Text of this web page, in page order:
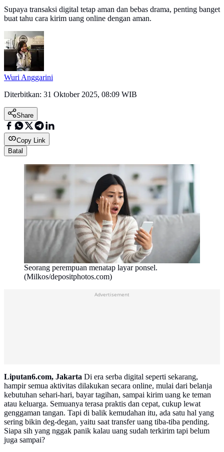
Supaya transaksi digital tetap aman dan bebas drama, penting banget
buat tahu cara kirim uang online dengan aman.
Wuri Anggarini
Diterbitkan: 31 Oktober 2025, 08:09 WIB
Share
Copy Link
Batal
Seorang perempuan menatap layar ponsel.
(Milkos/depositphotos.com)
Advertisement
Liputan6.com, Jakarta Di era serba digital seperti sekarang,
hampir semua aktivitas dilakukan secara online, mulai dari belanja
kebutuhan sehari-hari, bayar tagihan, sampai kirim uang ke teman
atau keluarga. Semuanya terasa praktis dan cepat, cukup lewat
genggaman tangan. Tapi di balik kemudahan itu, ada satu hal yang
sering bikin deg-degan, yaitu saat transfer uang tiba-tiba pending.
Siapa sih yang nggak panik kalau uang sudah terkirim tapi belum
juga sampai?